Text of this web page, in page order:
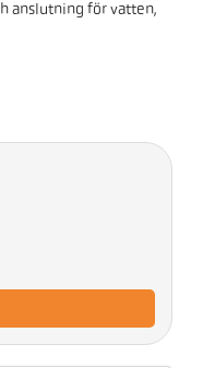
anslutning för vatten,